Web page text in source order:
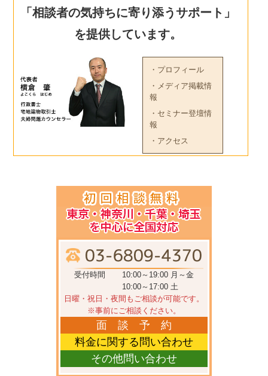
「相談者の気持ちに寄り添うサポート」
を提供しています。
・プロフィール
・メディア掲載情
報
・セミナー登壇情
報
・アクセス
受付時間
10:00～19:00 月～金
10:00～17:00 土
日曜・祝日・夜間もご相談が可能です。
※事前にご相談ください。
面 談 予 約
料金に関する問い合わせ
その他問い合わせ